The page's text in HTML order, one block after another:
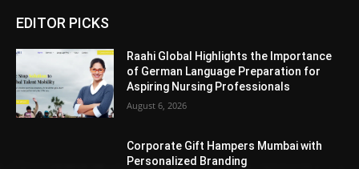
EDITOR PICKS
Raahi Global Highlights the Importance
of German Language Preparation for
Aspiring Nursing Professionals
August 6, 2026
Corporate Gift Hampers Mumbai with
Personalized Branding